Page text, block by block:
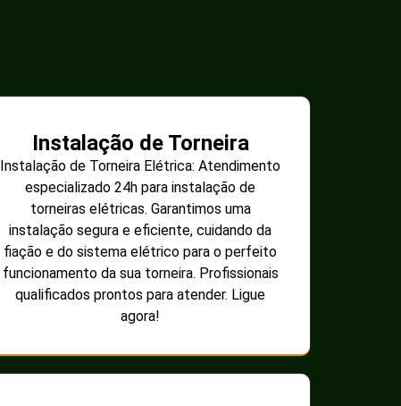
Instalação de Torneira
Instalação de Torneira Elétrica: Atendimento
especializado 24h para instalação de
torneiras elétricas. Garantimos uma
instalação segura e eficiente, cuidando da
fiação e do sistema elétrico para o perfeito
funcionamento da sua torneira. Profissionais
qualificados prontos para atender. Ligue
agora!